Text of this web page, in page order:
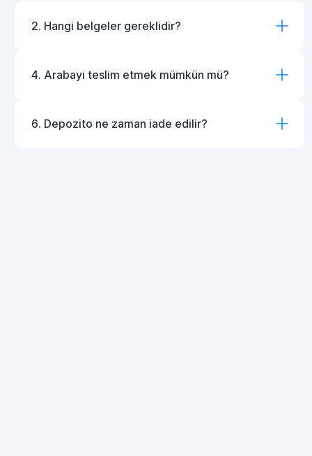
2. Hangi belgeler gereklidir?
4. Arabayı teslim etmek mümkün mü?
6. Depozito ne zaman iade edilir?